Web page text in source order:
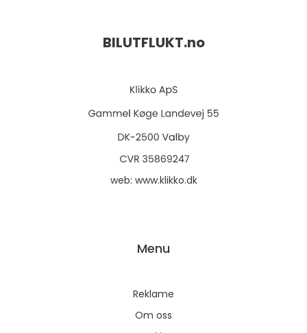
BILUTFLUKT.no
web: www.klikko.dk
Menu
Reklame
Om oss